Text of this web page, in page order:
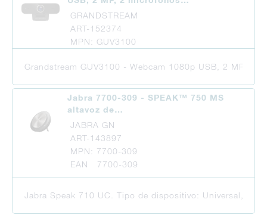
GRANDSTREAM
ART-152374
MPN: GUV3100
Grandstream GUV3100 - Webcam 1080p USB, 2 MP, 2
Jabra 7700-309 - SPEAK™ 750 MS
altavoz de…
JABRA GN
ART-143897
MPN: 7700-309
EAN 7700-309
Jabra Speak 710 UC. Tipo de dispositivo: Universal,